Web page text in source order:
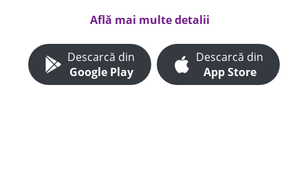
Află mai multe detalii
Descarcă din
Google Play
Descarcă din
App Store